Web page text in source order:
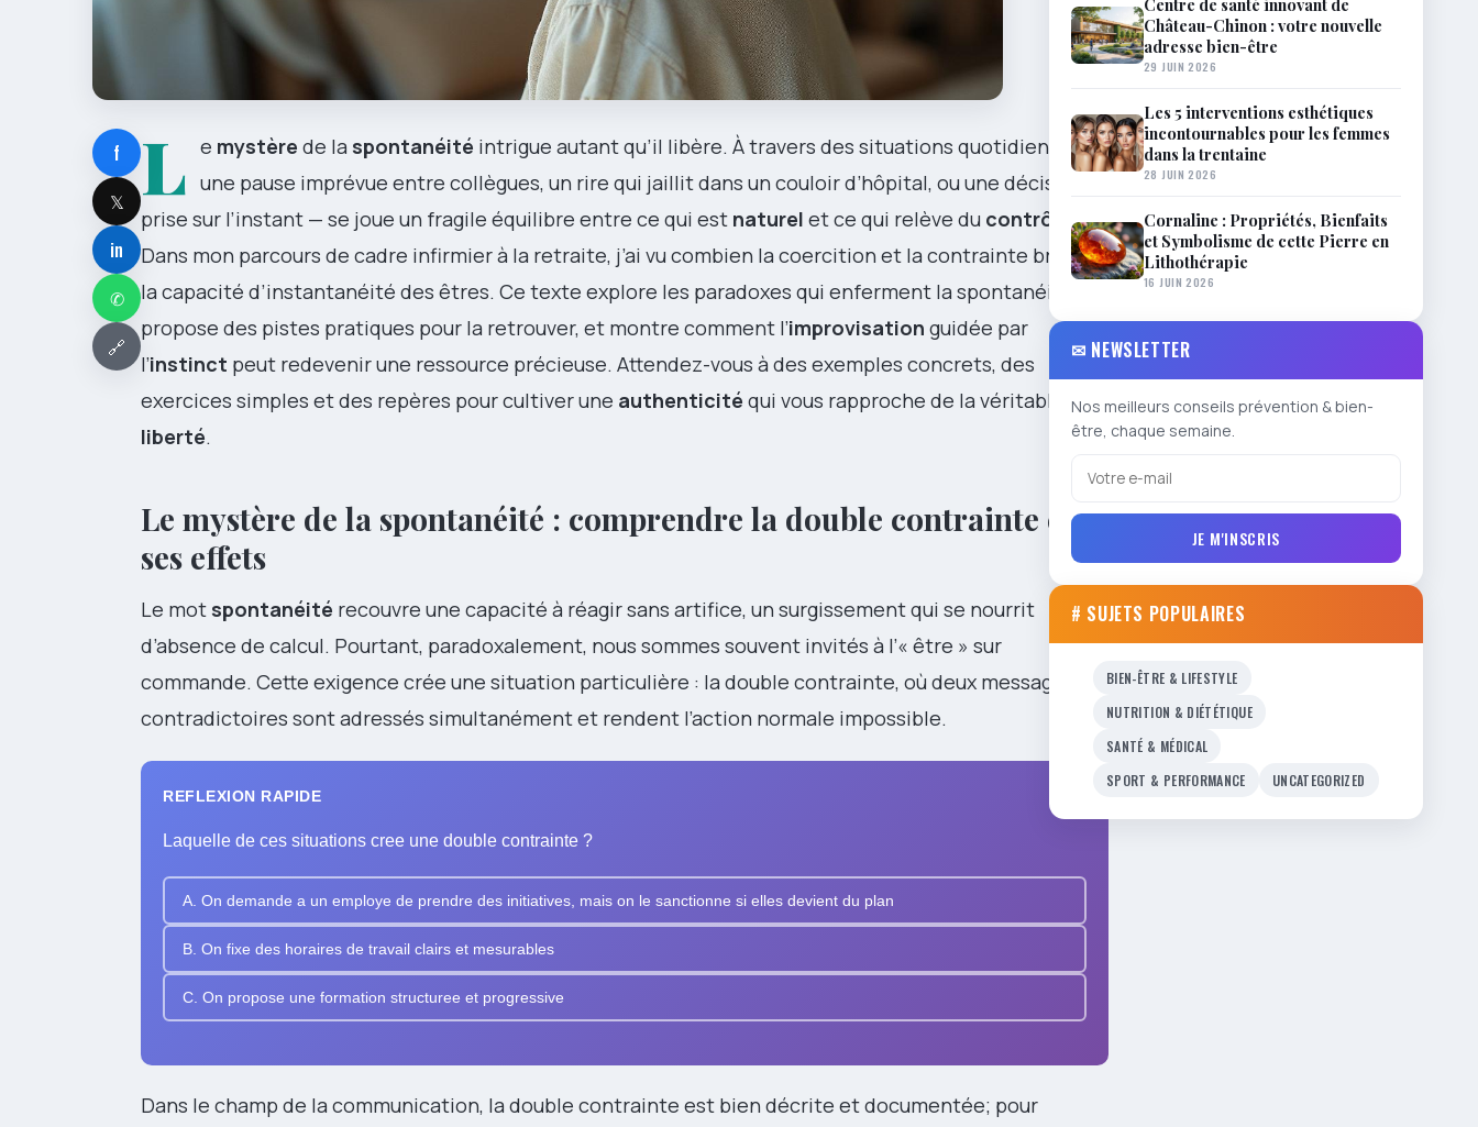
f
𝕏
in
✆
🔗
L e mystère de la spontanéité intrigue autant qu’il libère. À travers des situations quotidiennes —
une pause imprévue entre collègues, un rire qui jaillit dans un couloir d’hôpital, ou une décision
prise sur l’instant — se joue un fragile équilibre entre ce qui est naturel et ce qui relève du contrôle .
Dans mon parcours de cadre infirmier à la retraite, j’ai vu combien la coercition et la contrainte brisent
la capacité d’instantanéité des êtres. Ce texte explore les paradoxes qui enferment la spontanéité,
propose des pistes pratiques pour la retrouver, et montre comment l’improvisation guidée par
l’instinct peut redevenir une ressource précieuse. Attendez-vous à des exemples concrets, des
exercices simples et des repères pour cultiver une authenticité qui vous rapproche de la véritable
liberté.
Le mystère de la spontanéité : comprendre la double contrainte et
ses effets
Le mot spontanéité recouvre une capacité à réagir sans artifice, un surgissement qui se nourrit
d’absence de calcul. Pourtant, paradoxalement, nous sommes souvent invités à l’« être » sur
commande. Cette exigence crée une situation particulière : la double contrainte, où deux messages
contradictoires sont adressés simultanément et rendent l’action normale impossible.
REFLEXION RAPIDE
Laquelle de ces situations cree une double contrainte ?
A. On demande a un employe de prendre des initiatives, mais on le sanctionne si elles devient du plan
B. On fixe des horaires de travail clairs et mesurables
C. On propose une formation structuree et progressive
Dans le champ de la communication, la double contrainte est bien décrite et documentée; pour
Centre de santé innovant de
Château-Chinon : votre nouvelle
adresse bien-être
29 JUIN 2026
Les 5 interventions esthétiques
incontournables pour les femmes
dans la trentaine
28 JUIN 2026
Cornaline : Propriétés, Bienfaits
et Symbolisme de cette Pierre en
Lithothérapie
16 JUIN 2026
✉ NEWSLETTER
Nos meilleurs conseils prévention & bien-
être, chaque semaine.
JE M'INSCRIS
# SUJETS POPULAIRES
BIEN-ÊTRE & LIFESTYLE
NUTRITION & DIÉTÉTIQUE
SANTÉ & MÉDICAL
SPORT & PERFORMANCE
UNCATEGORIZED